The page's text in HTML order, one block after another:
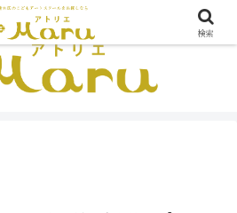
検索